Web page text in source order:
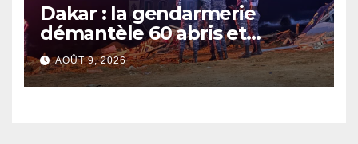
Dakar : la gendarmerie
démantèle 60 abris et
interpelle 27 personnes
AOÛT 9, 2026